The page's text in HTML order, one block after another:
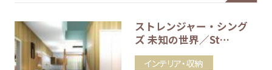
ストレンジャー・シング
ズ 未知の世界／St…
インテリア・収納